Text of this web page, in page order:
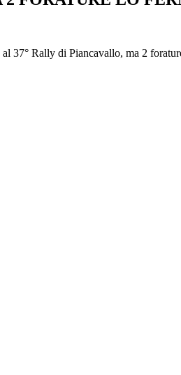
37° Rally di Piancavallo, ma 2